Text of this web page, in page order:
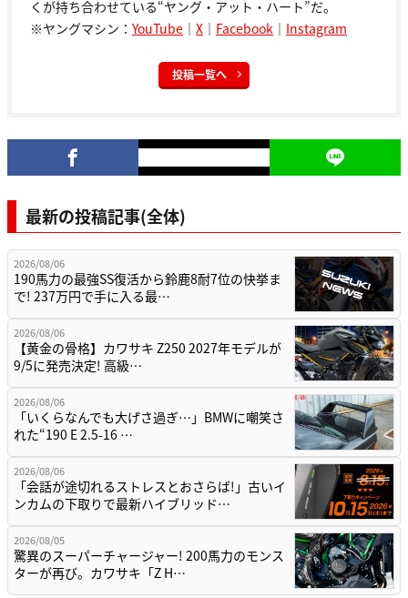
くが持ち合わせている“ヤング・アット・ハート”だ。
※ヤングマシン： YouTube ｜ X ｜ Facebook ｜ Instagram
投稿一覧へ
最新の投稿記事(全体)
2026/08/06
190馬力の最強SS復活から鈴鹿8耐7位の快挙ま
で! 237万円で手に入る最…
2026/08/06
【黄金の骨格】カワサキ Z250 2027年モデルが
9/5に発売決定! 高級…
2026/08/06
「いくらなんでも大げさ過ぎ…」BMWに嘲笑さ
れた“190 E 2.5-16 …
2026/08/06
「会話が途切れるストレスとおさらば!」古いイ
ンカムの下取りで最新ハイブリッド…
2026/08/05
驚異のスーパーチャージャー! 200馬力のモンス
ターが再び。カワサキ「Z H…